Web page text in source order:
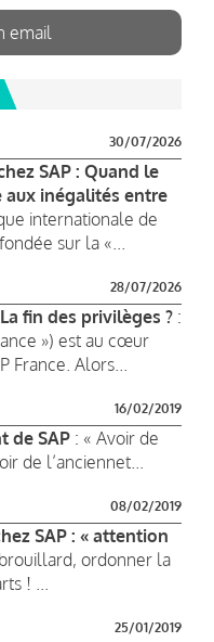
email
30/07/2026
SAP : Quand le
aux inégalités entre
internationale de
sur la «...
28/07/2026
fin des privilèges ? :
») est au cœur
Alors...
16/02/2019
de SAP : « Avoir de
de l’anciennet...
08/02/2019
SAP : « attention
ordonner la
! ...
25/01/2019